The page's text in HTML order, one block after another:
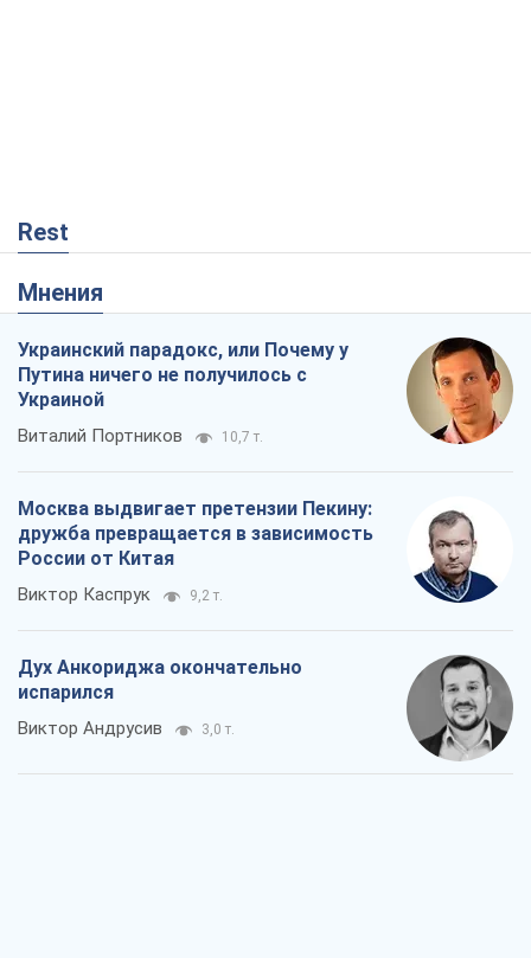
Rest
Мнения
Украинский парадокс, или Почему у
Путина ничего не получилось с
Украиной
Виталий Портников 10,7 т.
Москва выдвигает претензии Пекину:
дружба превращается в зависимость
России от Китая
Виктор Каспрук 9,2 т.
Дух Анкориджа окончательно
испарился
Виктор Андрусив 3,0 т.